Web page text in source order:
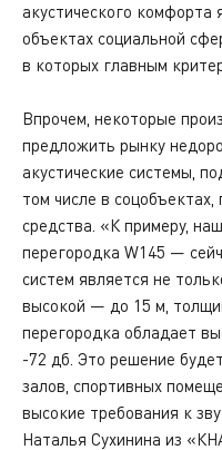
акустического комфорта
объектах социальной
в которых главным
Впрочем, некоторые
предложить рынку
акустические системы,
том числе в
средства. «К примеру,
перегородка W145 —
систем является не
высокой — до 15 м,
перегородка обладает
-72 дб. Это решение
залов, спортивных
высокие требования к
Наталья Сухинина из